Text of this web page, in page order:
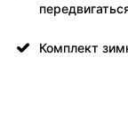
Комплект